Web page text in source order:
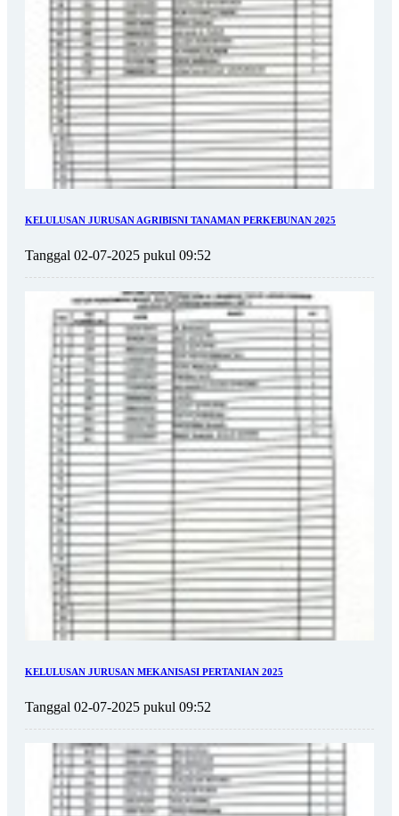
KELULUSAN JURUSAN AGRIBISNI TANAMAN PERKEBUNAN 2025
Tanggal 02-07-2025 pukul 09:52
KELULUSAN JURUSAN MEKANISASI PERTANIAN 2025
Tanggal 02-07-2025 pukul 09:52